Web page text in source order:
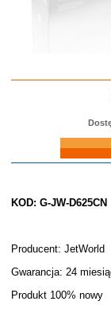
Do koszyka
KOD: G-JW-D625CN
Producent: JetWorld
Gwarancja: 24
Produkt 100% nowy